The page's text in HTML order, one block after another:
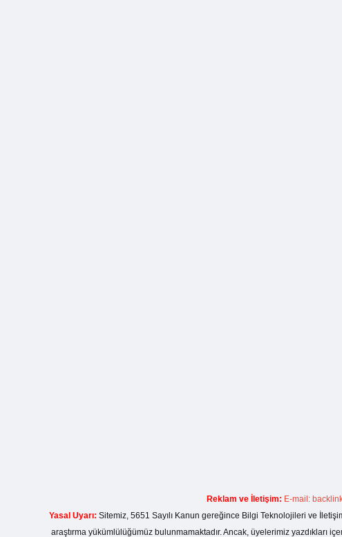
Reklam ve İletişim: E-mail:
Yasal Uyarı: Sitemiz, 5651 Sayılı Kanun gereğince Bilgi Teknolojileri ve
araştırma yükümlülüğümüz bulunmamaktadır. Ancak, üyelerimiz yazdıkları